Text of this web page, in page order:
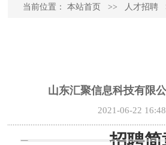
当前位置： 本站首页 >> 人才招聘
山东汇聚信息科技有限
2021-06-22 16:48
招聘简